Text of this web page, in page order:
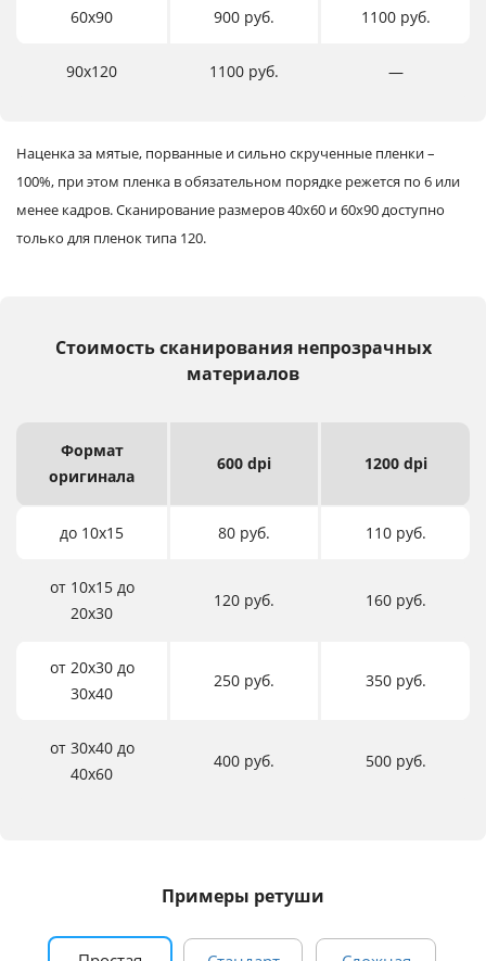
60х90 900 руб. 1100 руб.
90х120 1100 руб. ―
Наценка за мятые, порванные и сильно скрученные пленки –
100%, при этом пленка в обязательном порядке режется по 6 или
менее кадров.Сканирование размеров 40х60 и 60х90 доступно
только для пленок типа 120.
Стоимость сканирования непрозрачных
материалов
Формат
оригинала
600 dpi 1200 dpi
до 10х15 80 руб. 110 руб.
от 10х15 до
20х30
120 руб. 160 руб.
от 20х30 до
30х40
250 руб. 350 руб.
от 30х40 до
40х60
400 руб. 500 руб.
Примеры ретуши